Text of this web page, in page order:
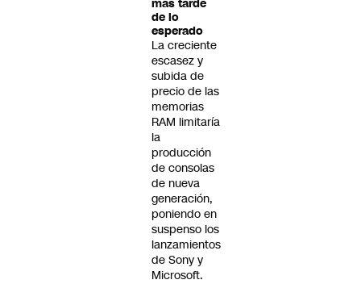
más tarde
de lo
esperado
La creciente
escasez y
subida de
precio de las
memorias
RAM limitaría
la
producción
de consolas
de nueva
generación,
poniendo en
suspenso los
lanzamientos
de Sony y
Microsoft.